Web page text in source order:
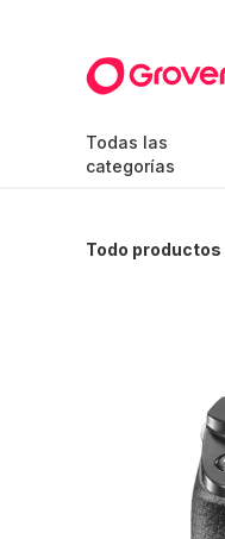
Todas las
categorías
Todo productos